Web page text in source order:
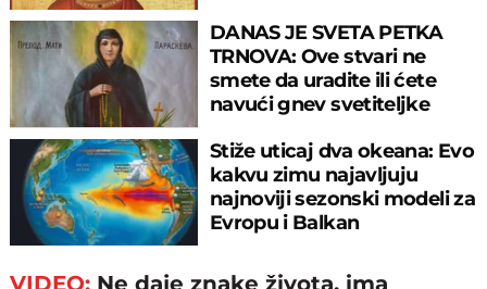
DANAS JE SVETA PETKA
TRNOVA: Ove stvari ne
smete da uradite ili ćete
navući gnev svetiteljke
Stiže uticaj dva okeana: Evo
kakvu zimu najavljuju
najnoviji sezonski modeli za
Evropu i Balkan
VIDEO: Ne daje znake života, ima